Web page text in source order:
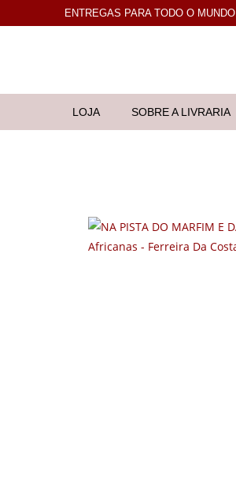
ENTREGAS PARA TODO O MUNDO
LOJA SOBRE A LIVRARIA